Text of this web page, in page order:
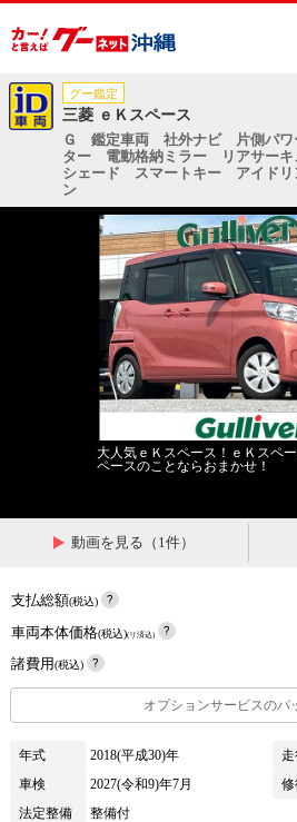
グー鑑定
三菱 ｅＫスペース
Ｇ 鑑定車両 社外ナビ 片側パワ
ター 電動格納ミラー リアサー
シェード スマートキー アイドリ
ン
大人気ｅＫスペース！ｅＫスペ
ペースのことならおまかせ！
動画を見る（1件）
支払総額(税込)
車両本体価格(税込)(リ済込)
諸費用(税込)
オプションサービスのパ
年式 2018(平成30)年
車検
2027(令和9)年7月
法定整備
整備付